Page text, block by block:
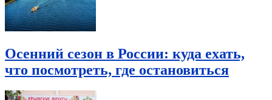
Осенний сезон в России: куда ехать,
что посмотреть, где остановиться